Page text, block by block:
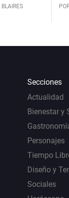
Secciones
Actualidad
Bienestar y
Personajes
Tiempo
Diseño y
Sociales